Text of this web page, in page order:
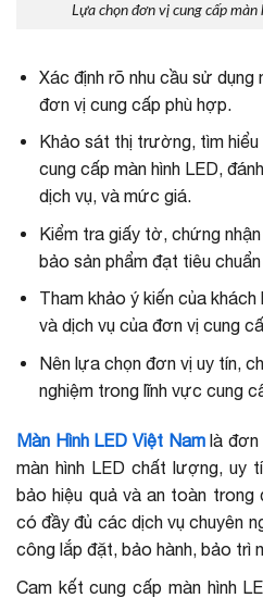
Lựa chọn đơn vị cung cấp
Xác định rõ nhu cầu sử dụng
đơn vị cung cấp phù hợp.
Khảo sát thị trường, tìm
cung cấp màn hình LED,
dịch vụ, và mức giá.
Kiểm tra giấy tờ, chứng
bảo sản phẩm đạt tiêu
Tham khảo ý kiến của
và dịch vụ của đơn vị cung
Nên lựa chọn đơn vị uy tín,
nghiệm trong lĩnh vực cung
Màn Hình LED Việt Namlà đơn
màn hình LED chất lượng, uy
bảo hiệu quả và an toàn trong
có đầy đủ các dịch vụ chuyên
công lắp đặt, bảo hành, bảo trì
Cam kết cung cấp màn hình